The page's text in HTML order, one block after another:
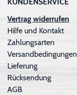
Vertrag widerrufen
Hilfe und Kontakt
Zahlungsarten
Versandbedingungen
Lieferung
Rücksendung
AGB